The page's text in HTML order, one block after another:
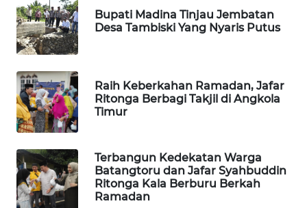
Bupati Madina Tinjau Jembatan
Desa Tambiski Yang Nyaris Putus
Raih Keberkahan Ramadan, Jafar
Ritonga Berbagi Takjil di Angkola
Timur
Terbangun Kedekatan Warga
Batangtoru dan Jafar Syahbuddin
Ritonga Kala Berburu Berkah
Ramadan
NEWS
FISUELRI
ID
ENERGI
NEWS
NEWS
BERKAT